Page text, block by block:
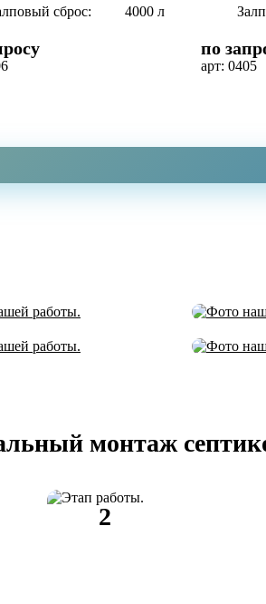
сброс:
4000 л
по
арт: 0405
монтаж